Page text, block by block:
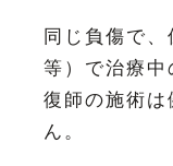
同じ負傷で
等）で治療
復師の施術
ん。